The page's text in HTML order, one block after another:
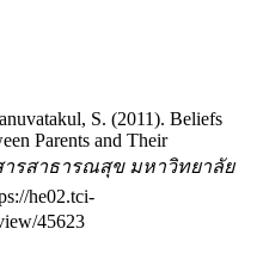
S. (2011). Beliefs
Parents and Their
ารสาธารณสุข มหาวิทยาลัย
he02.tci-
45623